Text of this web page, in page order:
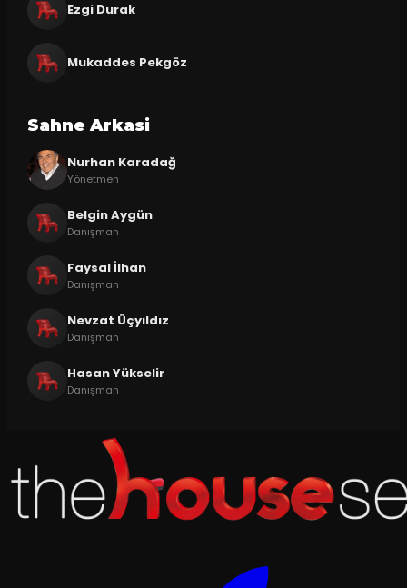
Ezgi Durak
Mukaddes Pekgöz
Sahne Arkasi
Nurhan Karadağ
Yönetmen
Belgin Aygün
Danışman
Faysal İlhan
Danışman
Nevzat Üçyıldız
Danışman
Hasan Yükselir
Danışman